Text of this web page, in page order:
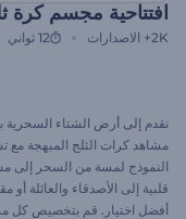
افتتاحية مجسم كرة
2K+ الاصدارات 12 ثواني
تقدم إلى أرض الشتاء السحرية
مشاهد كرات الثلج المبهجة مع
النموذج لمسة من السحر إلى
قلبية إلى الأصدقاء والعائلة
أفضل اختيار. قم بتخصيص كل